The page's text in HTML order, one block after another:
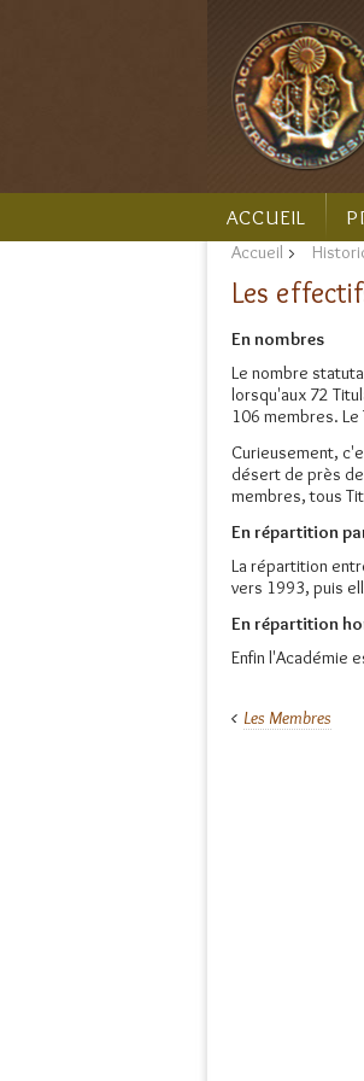
ACCUEIL
Accueil >
Les
En nombres
Le nombre
lorsqu'aux 72
106 membres.
Curieusement,
désert de près
membres, tous
En répartition
La répartition
vers 1993, puis
En répartition
Enfin l'Académie
Les Membres